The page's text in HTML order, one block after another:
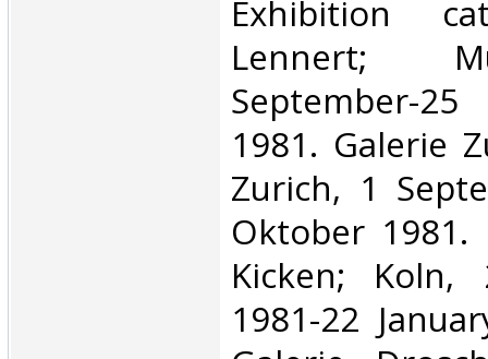
Exhibition
Lennert;
September-
1981. Galerie
Zurich, 1
Oktober 1981.
Kicken; Koln,
1981-22